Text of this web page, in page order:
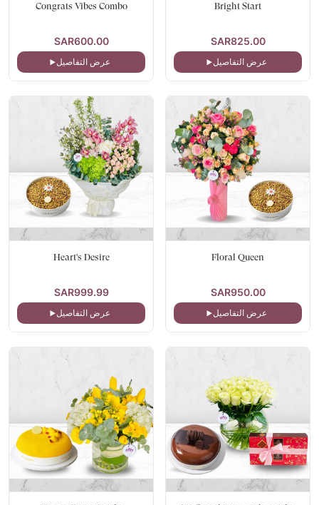
Bright Start
SAR825.00
عرض التفاصيل
Congrats Vibes Combo
SAR600.00
عرض التفاصيل
Floral Queen
SAR950.00
عرض التفاصيل
Heart's Desire
SAR999.99
عرض التفاصيل